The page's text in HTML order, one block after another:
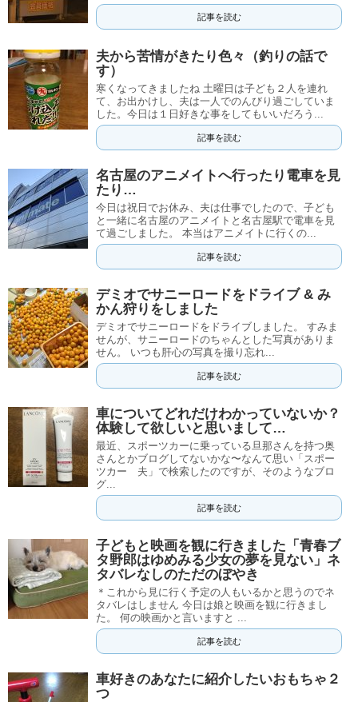
記事を読む
夫から苦情がきたり色々（釣りの話で
す）
寒くなってきましたね 土曜日は子ども２人を連れ
て、お出かけし、夫は一人でのんびり過ごしていま
した。今日は１日好きな事をしてもいいだろう...
記事を読む
名古屋のアニメイトへ行ったり電車を見
たり…
今日は祝日でお休み、夫は仕事でしたので、子ども
と一緒に名古屋のアニメイトと名古屋駅で電車を見
て過ごしました。 本当はアニメイトに行くの...
記事を読む
デミオでサニーロードをドライブ & み
かん狩りをしました
デミオでサニーロードをドライブしました。 すみま
せんが、サニーロードのちゃんとした写真がありま
せん。 いつも肝心の写真を撮り忘れ...
記事を読む
車についてどれだけわかっていないか？
体験して欲しいと思いまして…
最近、スポーツカーに乗っている旦那さんを持つ奥
さんとかブログしてないかな〜なんて思い「スポー
ツカー 夫」で検索したのですが、そのようなブロ
グ...
記事を読む
子どもと映画を観に行きました「青春ブ
タ野郎はゆめみる少女の夢を見ない」ネ
タバレなしのただのぼやき
＊これから見に行く予定の人もいるかと思うのでネ
タバレはしません 今日は娘と映画を観に行きまし
た。 何の映画かと言いますと ...
記事を読む
車好きのあなたに紹介したいおもちゃ２
つ